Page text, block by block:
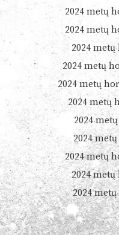
2024 metų
2024 metų
2024
2024 metų
2024 metų
2024 metų
2024
2024
2024 metų
2024
2024